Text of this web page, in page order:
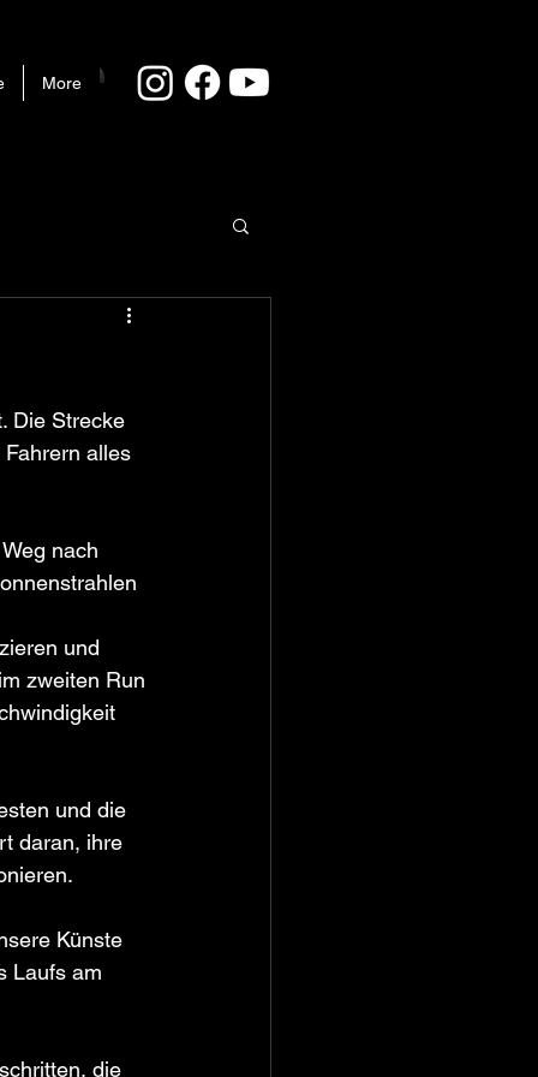
More
Die Strecke
alles
nach
und
zweiten Run
und die
daran, ihre
Künste
Laufs am
die